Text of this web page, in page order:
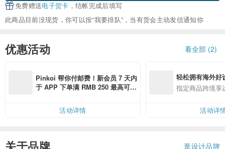
免费赠送电子贺卡 ，结帐完成后填写
此商品目前没现货，你可以按“我要排队”，当有货会主动发信通知你
优惠活动 看全部 (2)
Pinkoi 帮你付邮费！新会员 7 天内
于 APP 下单满 RMB 250 最高可折
活动详情
轻松拥有海外好
指定商品跨境享
活动详
逛设计品牌